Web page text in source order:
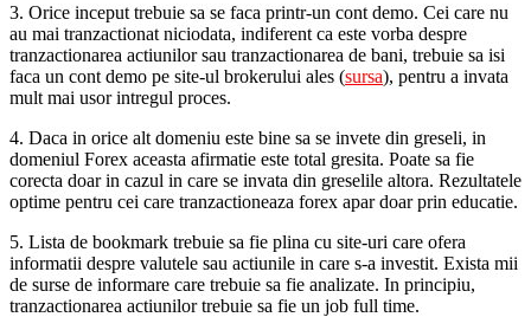
3. Orice inceput trebuie sa se faca printr-un cont demo. Cei care nu
au mai tranzactionat niciodata, indiferent ca este vorba despre
tranzactionarea actiunilor sau tranzactionarea de bani, trebuie sa isi
faca un cont demo pe site-ul brokerului ales (sursa), pentru a invata
mult mai usor intregul proces.
4. Daca in orice alt domeniu este bine sa se invete din greseli, in
domeniul Forex aceasta afirmatie este total gresita. Poate sa fie
corecta doar in cazul in care se invata din greselile altora. Rezultatele
optime pentru cei care tranzactioneaza forex apar doar prin educatie.
5. Lista de bookmark trebuie sa fie plina cu site-uri care ofera
informatii despre valutele sau actiunile in care s-a investit. Exista mii
de surse de informare care trebuie sa fie analizate. In principiu,
tranzactionarea actiunilor trebuie sa fie un job full time.